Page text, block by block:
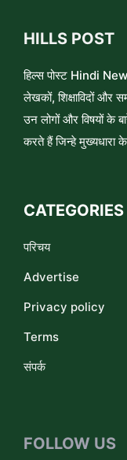
HILLS POST
हिल्स पोस्ट Hindi
लेखकों, शिक्षाविदों और
उन लोगों और विषयों के
करते हैं जिन्हे मुख्यधारा
CATEGORIES
परिचय
Advertise
Privacy policy
Terms
संपर्क
FOLLOW US